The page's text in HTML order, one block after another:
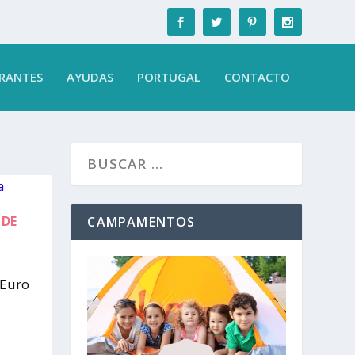
AYUDAS PORTUGAL CONTACTO
CAMPAMENTOS